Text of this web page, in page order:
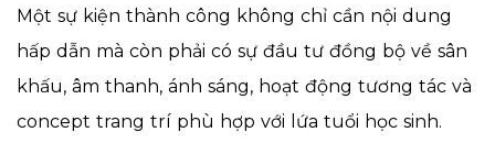
Một sự kiện thành công không chỉ cần nội dung
hấp dẫn mà còn phải có sự đầu tư đồng bộ về sân
khấu, âm thanh, ánh sáng, hoạt động tương tác và
concept trang trí phù hợp với lứa tuổi học sinh.